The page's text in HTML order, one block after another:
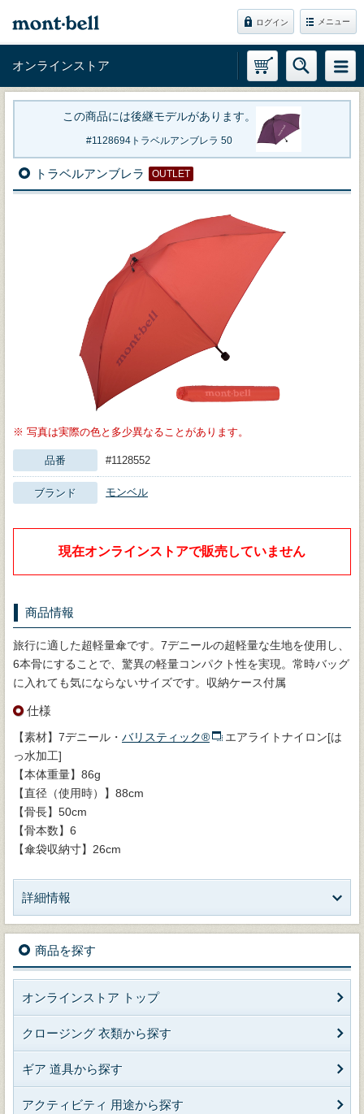
ログイン メニュー
オンラインストア
この商品には後継モデルがあります。
1128694 トラベルアンブレラ 50
トラベルアンブレラ OUTLET
※ 写真は実際の色と多少異なることがあります。
品番 #1128552
ブランド モンベル
現在オンラインストアで販売していません
商品情報
旅行に適した超軽量傘です。7デニールの超軽量な生地を使用し、
6本骨にすることで、驚異の軽量コンパクト性を実現。常時バッグ
に入れても気にならないサイズです。収納ケース付属
仕様
【素材】7デニール・ バリスティック®
エアライトナイロン[は
っ水加工]
【本体重量】86g
【直径（使用時）】88cm
【骨長】50cm
【骨本数】6
【傘袋収納寸】26cm
詳細情報
商品を探す
オンラインストア トップ
クロージング 衣類から探す
ギア 道具から探す
アクティビティ 用途から探す